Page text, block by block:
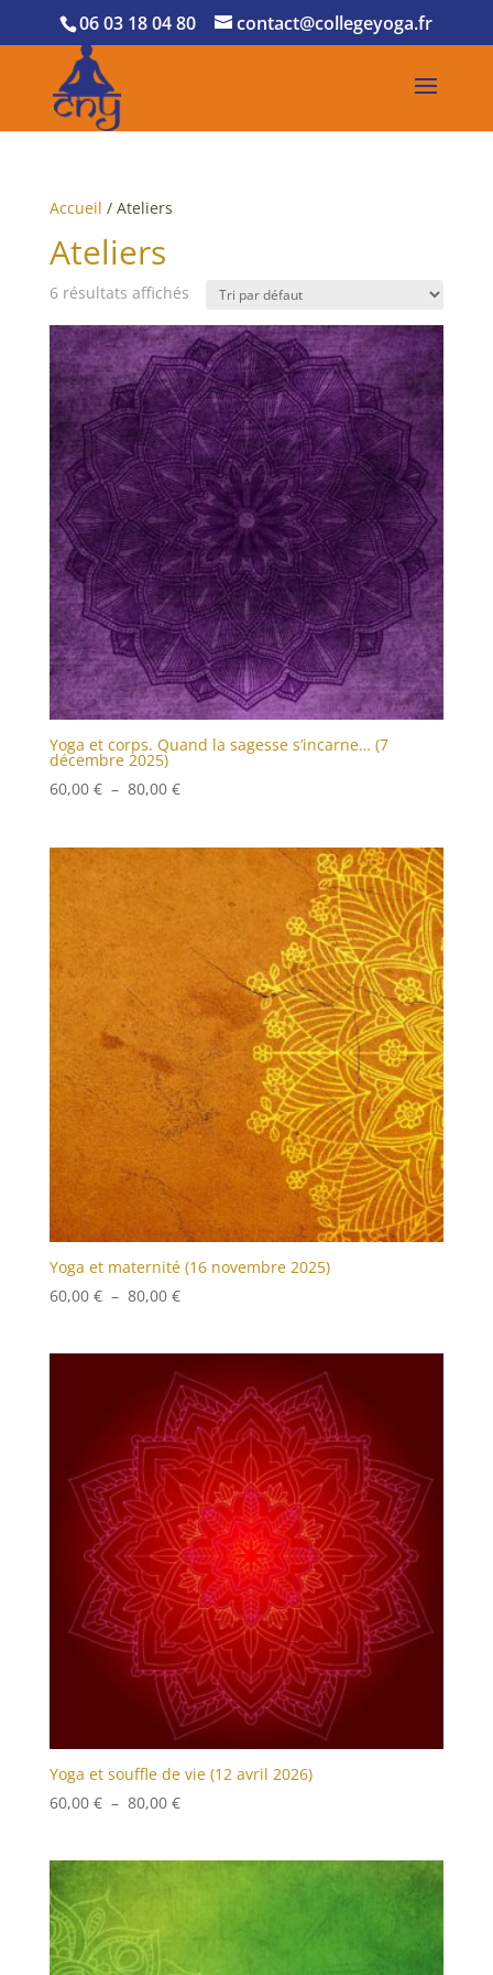
06 03 18 04 80 contact@collegeyoga.fr
Accueil / Ateliers
Ateliers
6 résultats affichés
Yoga et corps. Quand la sagesse s’incarne… (7
décembre 2025)
60,00 € – 80,00 €Plage
Yoga et maternité (16 novembre 2025)
60,00 € – 80,00 €Plage
60,00 €
à
80,00 €
Yoga et souffle de vie (12 avril 2026)
60,00 € – 80,00 €Plage